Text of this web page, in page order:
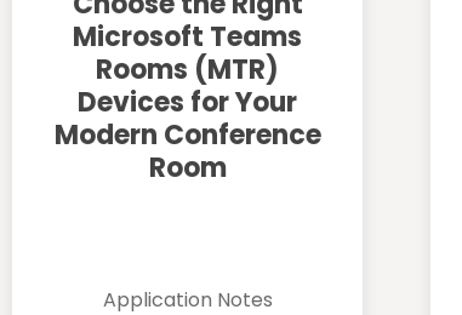
Microsoft Teams
Rooms (MTR)
Devices for Your
Modern Conference
Room
Application Notes